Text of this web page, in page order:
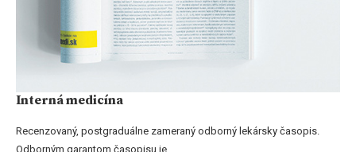
Interná medicína
Recenzovaný, postgraduálne zameraný odborný lekársky časopis.
Odborným garantom časopisu je...